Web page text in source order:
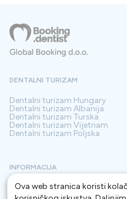
Ova web stranica koristi
DENTALNI TURIZAM
Dentalni turizam Hungary
Dentalni turizam Albanija
Dentalni turizam Turska
Dentalni turizam Vijetnam
Dentalni turizam Poljska
INFORMACIJA
O nama
Kontakt